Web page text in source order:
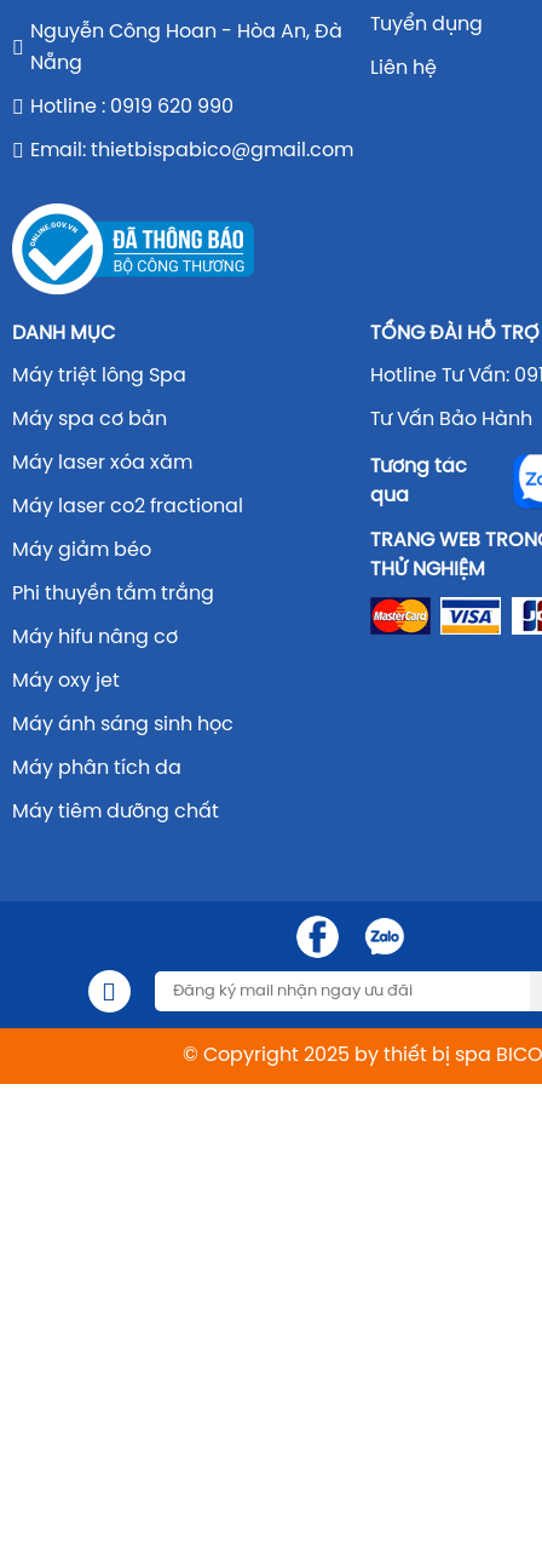
Nguyễn Công Hoan - Hòa An, Đà
Nẵng
Hotline : 0919 620 990
Email: thietbispabico@gmail.com
Tuyển dụng
Liên hệ
DANH MỤC
Máy triệt lông Spa
Máy spa cơ bản
Máy laser xóa xăm
Máy laser co2 fractional
Máy giảm béo
Phi thuyền tắm trắng
Máy hifu nâng cơ
Máy oxy jet
Máy ánh sáng sinh học
Máy phân tích da
Máy tiêm dưỡng chất
TỔNG ĐÀI HỖ TRỢ
Hotline Tư Vấn:
Tư Vấn Bảo Hành
Tương tác
qua
TRANG WEB
THỬ NGHIỆM
© Copyright 2025 by thiết bị spa BICO